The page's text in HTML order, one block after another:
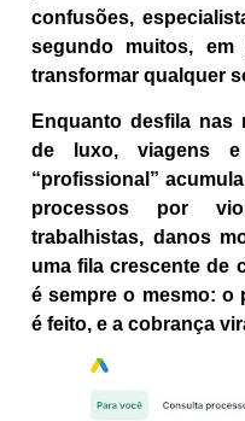
confusões,
segundo muitos, em
transformar qualquer
Enquanto desfila nas
de luxo, viagens
“profissional”
processos por
trabalhistas, danos
uma fila crescente de
é sempre o mesmo: o
é feito, e a cobrança